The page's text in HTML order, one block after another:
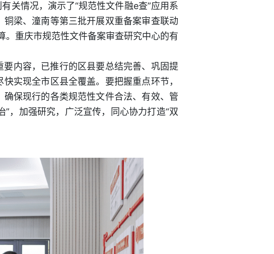
关情况，演示了“规范性文件融e查”应用系
梁、潼南等第三批开展双重备案审查联动
重庆市规范性文件备案审查研究中心的有
内容，已推行的区县要总结完善、巩固提
实现全市区县全覆盖。要把握重点环节，
保现行的各类规范性文件合法、有效、管
，加强研究，广泛宣传，同心协力打造“双